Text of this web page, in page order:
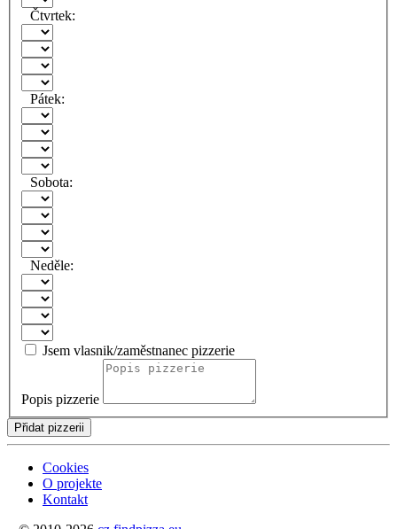
Čtvrtek:
Pátek:
Sobota:
Neděle:
Jsem vlasnik/zaměstnanec pizzerie
Popis pizzerie
Přidat pizzerii
Cookies
O projekte
Kontakt